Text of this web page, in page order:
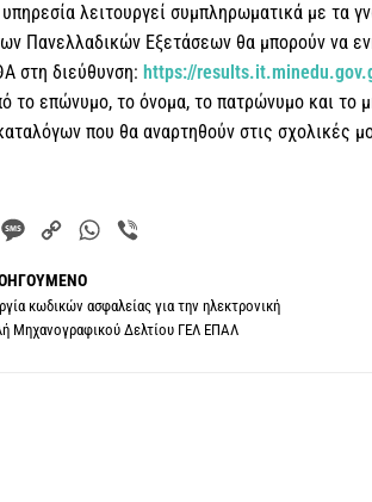
υπηρεσία λειτουργεί συμπληρωματικά με
Πανελλαδικών Εξετάσεων θα μπορούν να
στη διεύθυνση: https://
το επώνυμο, το όνομα, το πατρώνυμο και το
που θα αναρτηθούν στις σχολικές
M
s
s
a
p
y
L
W
t
e
κωδικών ασφαλείας για την ηλεκτρονική
Μηχανογραφικού Δελτίου ΓΕΛ ΕΠΑΛ